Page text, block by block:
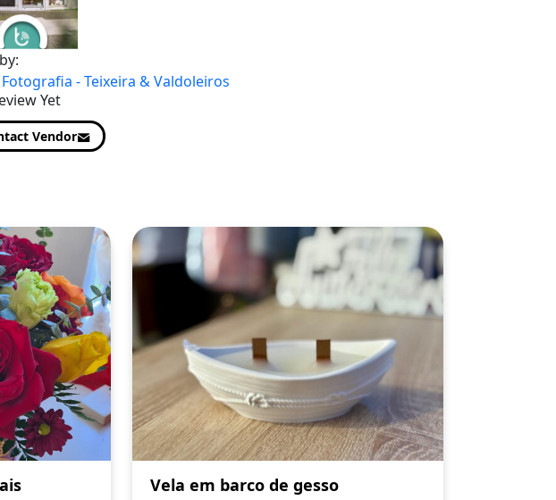
Fotografia - Teixeira & Valdoleiros
Yet
Vendor
Vela em barco de gesso